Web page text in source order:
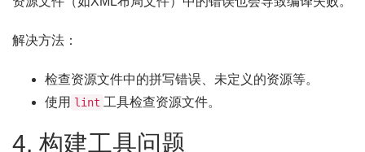
解决方法：
检查资源文件中的拼写错误、未定义的资源等。
使用 lint 工具检查资源文件。
4. 构建工具问题